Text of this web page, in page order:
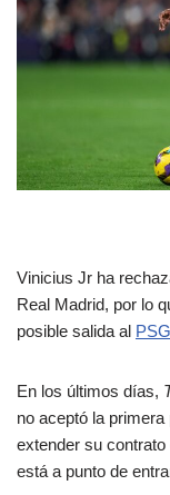
Vinicius Jr ha
Real Madrid, por lo
posible salida al PSG
En los últimos días,
no aceptó la
extender su
está a punto de